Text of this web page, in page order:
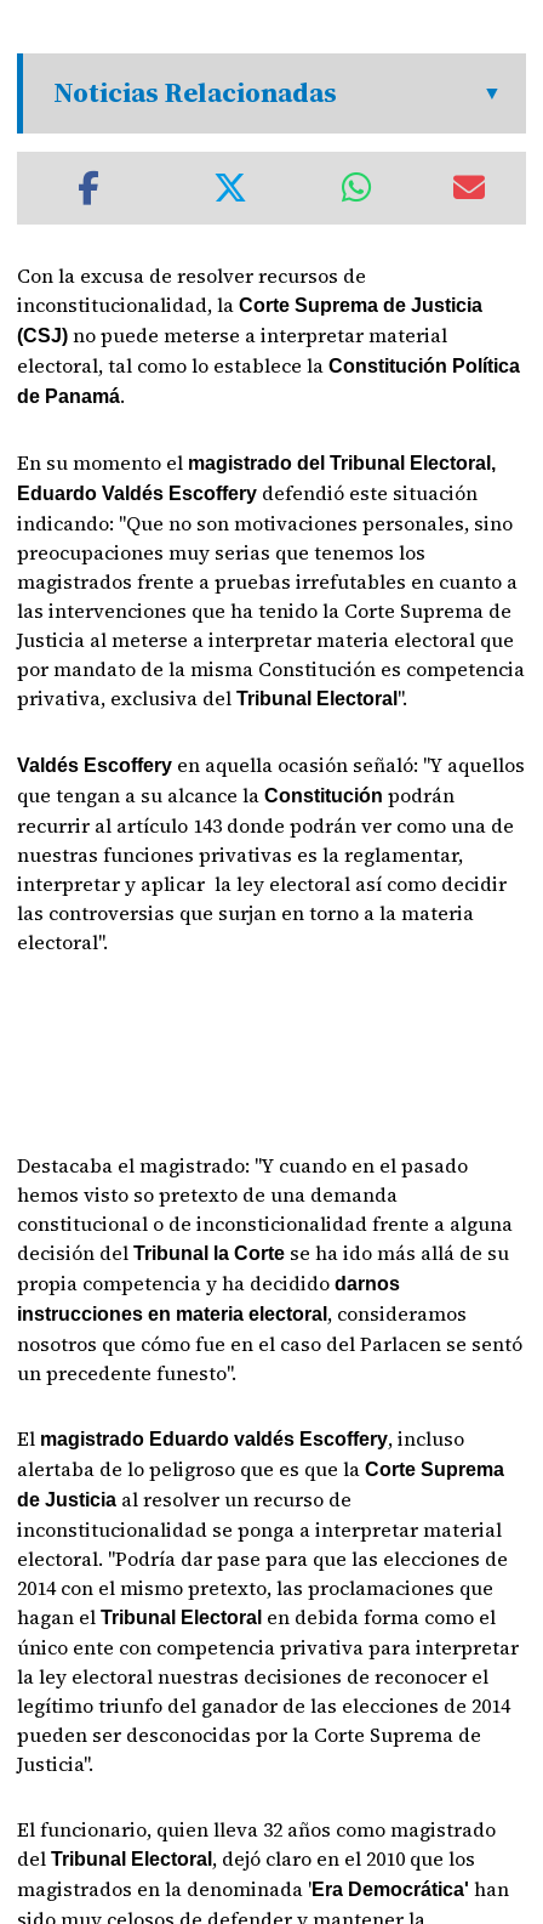
Noticias Relacionadas
Con la excusa de resolver recursos de
inconstitucionalidad, laCorte Suprema de Justicia
(CSJ)no puede meterse a interpretar material
electoral, tal como lo establece laConstitución Política
de Panamá.
En su momento el magistrado del Tribunal Electoral,
Eduardo Valdés Escoffery defendió este situación
indicando: "Que no son motivaciones personales, sino
preocupaciones muy serias que tenemos los
magistrados frente a pruebas irrefutables en cuanto a
las intervenciones que ha tenido la Corte Suprema de
Justicia al meterse a interpretar materia electoral que
por mandato de la misma Constitución es competencia
privativa, exclusiva delTribunal Electoral ".
Valdés Escoffery en aquella ocasión señaló: "Y aquellos
que tengan a su alcance laConstitución podrán
recurrir al artículo 143 donde podrán ver como una de
nuestras funciones privativas es la reglamentar,
interpretar y aplicar la ley electoral así como decidir
las controversias que surjan en torno a la materia
electoral".
Destacaba el magistrado: "Y cuando en el pasado
hemos visto so pretexto de una demanda
constitucional o de inconsticionalidad frente a alguna
decisión delTribunal la Corte se ha ido más allá de su
propia competencia y ha decididodarnos
instrucciones en materia electoral , consideramos
nosotros que cómo fue en el caso del Parlacen se sentó
un precedente funesto".
El magistrado Eduardo valdés Escoffery, incluso
alertaba de lo peligroso que es que laCorte Suprema
de Justicia al resolver un recurso de
inconstitucionalidad se ponga a interpretar material
electoral. "Podría dar pase para que las elecciones de
2014 con el mismo pretexto, las proclamaciones que
hagan elTribunal Electoral en debida forma como el
único ente con competencia privativa para interpretar
la ley electoral nuestras decisiones de reconocer el
legítimo triunfo del ganador de las elecciones de 2014
pueden ser desconocidas por la Corte Suprema de
Justicia".
El funcionario, quien lleva 32 años como magistrado
delTribunal Electoral , dejó claro en el 2010 que los
magistrados en la denominada 'Era Democrática' han